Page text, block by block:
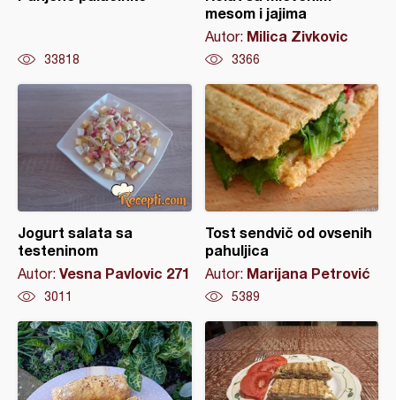
33818
mesom i jajima
Autor: Milica Zivkovic
3366
Jogurt salata sa
testeninom
Autor: Vesna Pavlovic 271
3011
Tost sendvič od ovsenih
pahuljica
Autor: Marijana Petrović
5389